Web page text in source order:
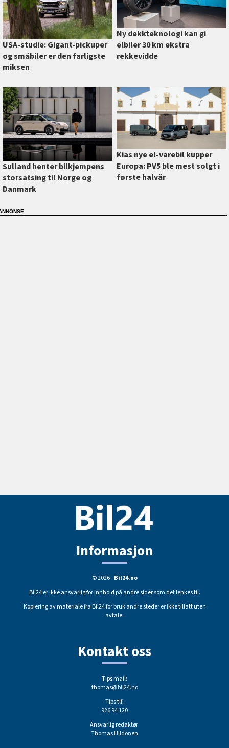
USA-studie: Gigant-pickuper
og småbiler er den farligste
miksen
Ny dekkteknologi kan gi
elbiler 30 km ekstra
rekkevidde
Sulland henter bilkjempens
storsatsing til Norge og
Danmark
Kias nye el-varebil kupper
Europa: PV5 ble mest solgt i
første halvår
Informasjon
© 2026 -Bil24.no
Bil24 er ikke ansvarlig for innhold på andre sider som det lenkes til.
Kopiering av materiale fra Bil24 for bruk andre steder er ikke tillatt uten
avtale.
Kontakt oss
Tips mail:
thomas@bil24.no
Tips tlf:
926 94 120
Ansvarlig redaktør:
Thomas Hildonen